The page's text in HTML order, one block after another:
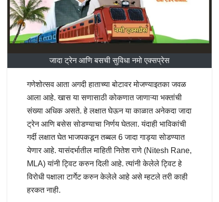
जादा ट्रेन आणि बसची सुविधा नमो एक्सप्रेस
गणेशोत्सव आता अगदी हाताच्या बोटावर मोजण्याइतका जवळ
आला आहे. खास या सणासाठी कोकणात जाणाऱ्या भक्तांची
संख्या अधिक असते. हे लक्षात घेऊन या काळात अनेकदा जादा
ट्रेन आणि बसेस सोडण्याचा निर्णय घेतला. यंदाही भाविकांची
गर्दी लक्षात घेत भाजपकडून तब्बल 6 जादा गाड्या सोडण्यात
येणार आहे. यासंदर्भातील माहिती नितेश राणे (Nitesh Rane,
MLA) यांनी ट्विट करुन दिली आहे. त्यांनी केलेले ट्विट हे
विरोधी पक्षाला टार्गेट करुन केलेले आहे असे म्हटले तरी काही
हरकत नाही.